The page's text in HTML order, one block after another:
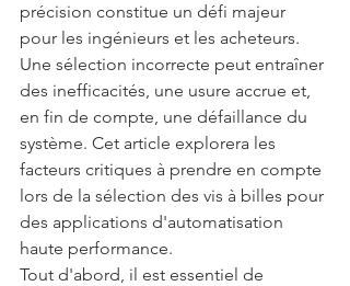
précision constitue un défi majeur
pour les ingénieurs et les acheteurs.
Une sélection incorrecte peut entraîner
des inefficacités, une usure accrue et,
en fin de compte, une défaillance du
système. Cet article explorera les
facteurs critiques à prendre en compte
lors de la sélection des vis à billes pour
des applications d'automatisation
haute performance.
Tout d'abord, il est essentiel de